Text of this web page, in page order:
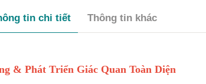
tin chi tiết Thông tin khác
& Phát Triển Giác Quan Toàn Diện